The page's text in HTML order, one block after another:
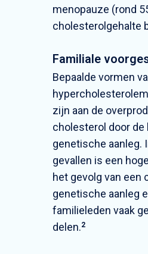
menopauze (rond
cholesterolgehalte
Familiale
Bepaalde vormen
zijn aan de
cholesterol door de
genetische aanleg.
gevallen is een
het gevolg van een
genetische aanleg
familieleden vaak
delen.2